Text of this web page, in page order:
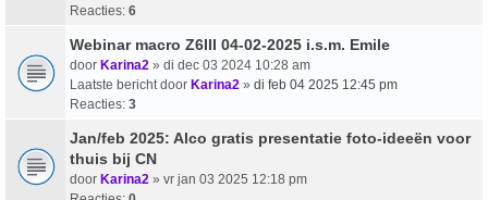
Reacties: 6
Webinar macro Z6III 04-02-2025 i.s.m. Emile
door Karina2 » di dec 03 2024 10:28 am
Laatste bericht door Karina2 » di feb 04 2025 12:45 pm
Reacties: 3
Jan/feb 2025: Alco gratis presentatie foto-ideeën voor
thuis bij CN
door Karina2 » vr jan 03 2025 12:18 pm